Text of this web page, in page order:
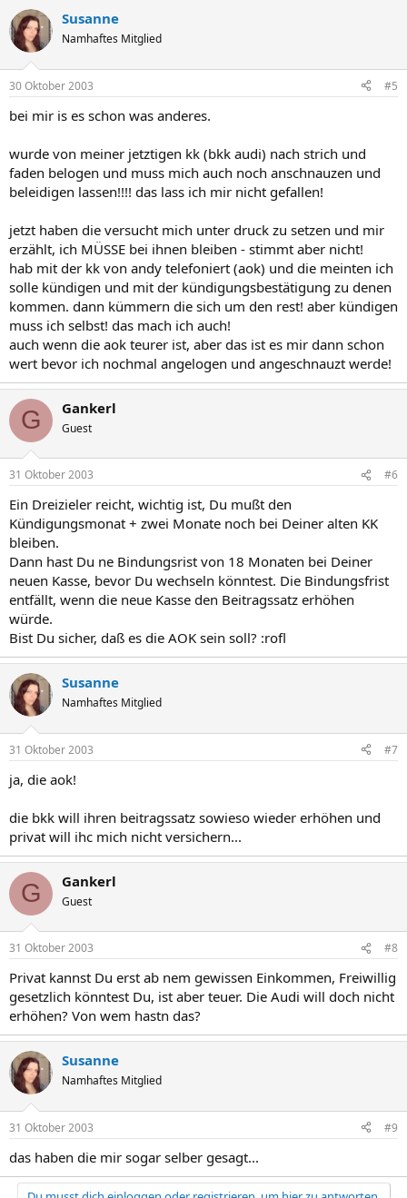
Susanne
Namhaftes Mitglied
30 Oktober 2003 #5
bei mir is es schon was anderes.
wurde von meiner jetztigen kk (bkk audi) nach strich und
faden belogen und muss mich auch noch anschnauzen und
beleidigen lassen!!!! das lass ich mir nicht gefallen!
jetzt haben die versucht mich unter druck zu setzen und mir
erzählt, ich MÜSSE bei ihnen bleiben - stimmt aber nicht!
hab mit der kk von andy telefoniert (aok) und die meinten ich
solle kündigen und mit der kündigungsbestätigung zu denen
kommen. dann kümmern die sich um den rest! aber kündigen
muss ich selbst! das mach ich auch!
auch wenn die aok teurer ist, aber das ist es mir dann schon
wert bevor ich nochmal angelogen und angeschnauzt werde!
G Gankerl
Guest
31 Oktober 2003 #6
Ein Dreizieler reicht, wichtig ist, Du mußt den
Kündigungsmonat + zwei Monate noch bei Deiner alten KK
bleiben.
Dann hast Du ne Bindungsrist von 18 Monaten bei Deiner
neuen Kasse, bevor Du wechseln könntest. Die Bindungsfrist
entfällt, wenn die neue Kasse den Beitragssatz erhöhen
würde.
Bist Du sicher, daß es die AOK sein soll? :rofl
Susanne
Namhaftes Mitglied
31 Oktober 2003 #7
ja, die aok!
die bkk will ihren beitragssatz sowieso wieder erhöhen und
privat will ihc mich nicht versichern...
G Gankerl
Guest
31 Oktober 2003 #8
Privat kannst Du erst ab nem gewissen Einkommen, Freiwillig
gesetzlich könntest Du, ist aber teuer. Die Audi will doch nicht
erhöhen? Von wem hastn das?
Susanne
Namhaftes Mitglied
31 Oktober 2003 #9
das haben die mir sogar selber gesagt...